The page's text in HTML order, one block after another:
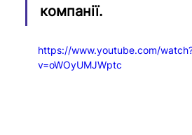
компанії.
https://www.youtube.com/
v=oWOyUMJWptc